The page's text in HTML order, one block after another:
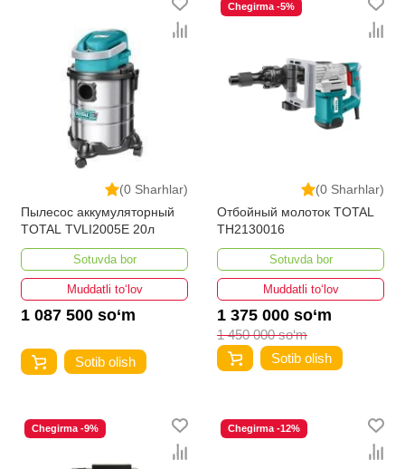
(0 Sharhlar)
Пылесос аккумуляторный
TOTAL TVLI2005E 20л
Sotuvda bor
Muddatli to‘lov
1 087 500 so‘m
Sotib olish
(0 Sharhlar)
Chegirma -5%
Отбойный молоток TOTAL
TH2130016
Sotuvda bor
Muddatli to‘lov
1 375 000 so‘m
1 450 000 so‘m
Sotib olish
Chegirma -9% Chegirma -12%